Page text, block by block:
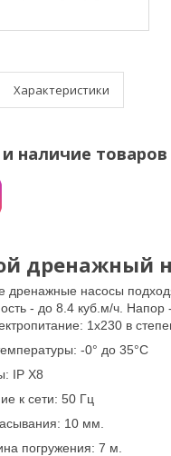
Характеристики
наличие
дренажный
дренажные насосы
- до 8.4 куб.м/ч.
1х230 в
-0° до 35°C
IP Х8
к сети: 50 Гц
10 мм.
погружения: 7 м.